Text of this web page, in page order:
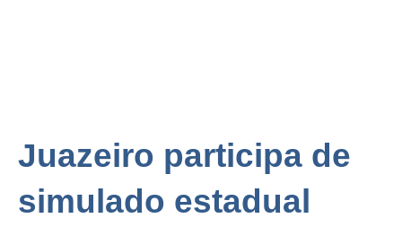
Juazeiro participa de
simulado estadual